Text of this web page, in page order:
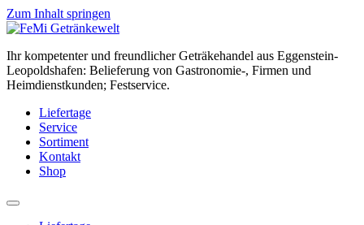
Zum Inhalt springen
Ihr kompetenter und freundlicher Geträkehandel aus Eggenstein-
Leopoldshafen: Belieferung von Gastronomie-, Firmen und
Heimdienstkunden; Festservice.
Liefertage
Service
Sortiment
Kontakt
Shop